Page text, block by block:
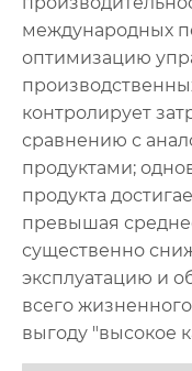
международных
оптимизацию
контролирует
сравнению с
продуктами;
продукта
превышая
существенно
эксплуатацию и
всего
выгоду "высокое